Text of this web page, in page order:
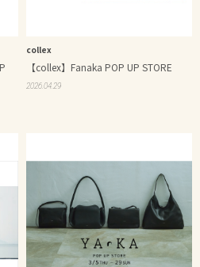
collex
【collex】Fanaka POP UP STORE
2026.04.29